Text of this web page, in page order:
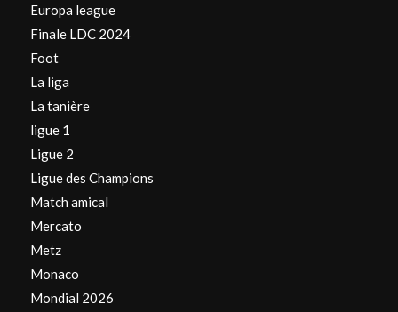
Europa league
Finale LDC 2024
Foot
La liga
La tanière
ligue 1
Ligue 2
Ligue des Champions
Match amical
Mercato
Metz
Monaco
Mondial 2026